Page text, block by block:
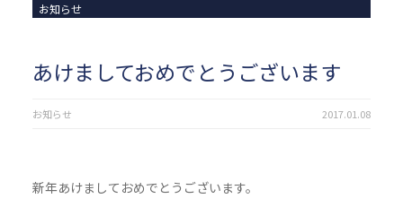
お知らせ
あけましておめでとうございます
お知らせ 2017.01.08
新年あけましておめでとうございます。